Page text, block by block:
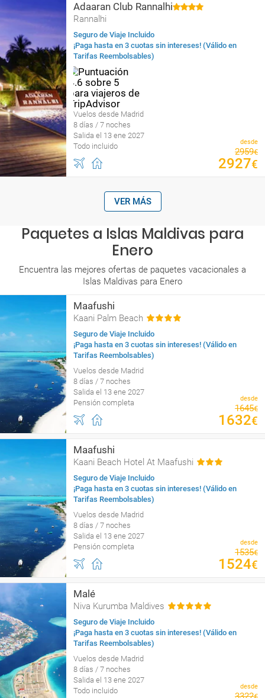
Adaaran Club Rannalhi
Rannalhi
Seguro de Viaje Incluido
¡Paga hasta en 3 cuotas sin intereses! (Válido en
Tarifas Reembolsables)
Vuelos desde Madrid
8 días / 7 noches
Salida el 13 ene 2027
Todo incluido
desde
2959€
2927€
VER MÁS
Paquetes a Islas Maldivas para
Enero
Encuentra las mejores ofertas de paquetes vacacionales a
Islas Maldivas para Enero
Maafushi
Kaani Palm Beach
Seguro de Viaje Incluido
¡Paga hasta en 3 cuotas sin intereses! (Válido en
Tarifas Reembolsables)
Vuelos desde Madrid
8 días / 7 noches
Salida el 13 ene 2027
Pensión completa
desde
1645€
1632€
Maafushi
Kaani Beach Hotel At Maafushi
Seguro de Viaje Incluido
¡Paga hasta en 3 cuotas sin intereses! (Válido en
Tarifas Reembolsables)
Vuelos desde Madrid
8 días / 7 noches
Salida el 13 ene 2027
Pensión completa
desde
1535€
1524€
Malé
Niva Kurumba Maldives
Seguro de Viaje Incluido
¡Paga hasta en 3 cuotas sin intereses! (Válido en
Tarifas Reembolsables)
Vuelos desde Madrid
8 días / 7 noches
Salida el 13 ene 2027
Todo incluido
desde